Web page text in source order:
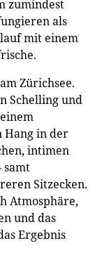
zumindest
als
mit einem
Zürichsee.
Schelling und
Hang in der
intimen
samt
Sitzecken.
Atmosphäre,
und das
Ergebnis